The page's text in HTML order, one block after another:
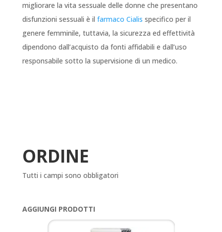
migliorare la vita sessuale delle donne che presentano
disfunzioni sessuali è il farmaco Cialis specifico per il
genere femminile, tuttavia, la sicurezza ed effettività
dipendono dall’acquisto da fonti affidabili e dall’uso
responsabile sotto la supervisione di un medico.
ORDINE
Tutti i campi sono obbligatori
AGGIUNGI PRODOTTI